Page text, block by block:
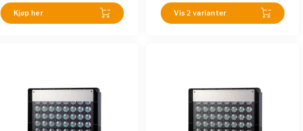
Kjøp her Vis 2 varianter